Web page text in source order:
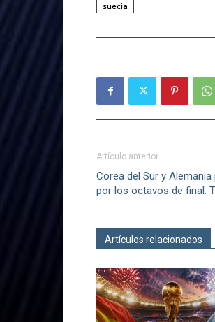
suecia
Artículo anterior
Corea del Sur y
por los octavos de final.
Artículos relacionados